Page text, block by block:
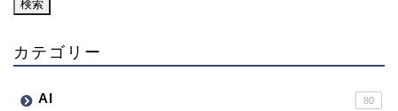
カテゴリー
AI 80